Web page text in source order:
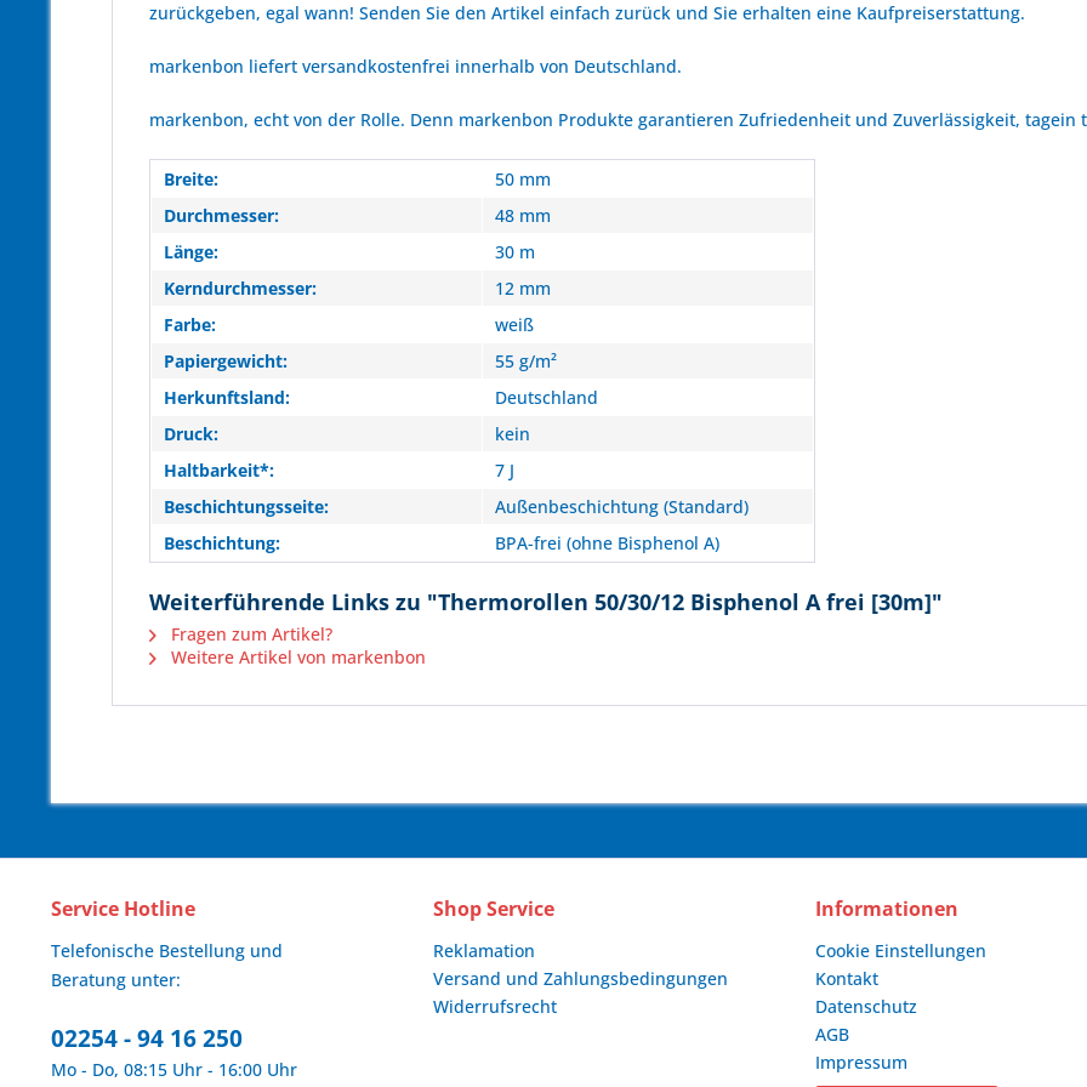
zurückgeben, egal wann! Senden Sie den Artikel einfach zurück und Sie erhalten eine Kaufpreiserstattung.
markenbon liefert versandkostenfrei innerhalb von Deutschland.
markenbon, echt von der Rolle. Denn markenbon Produkte garantieren Zufriedenheit und Zuverlässigkeit, tagein
Breite:
50 mm
Durchmesser:
48 mm
Länge:
30 m
Kerndurchmesser:
12 mm
Farbe:
weiß
Papiergewicht:
55 g/m²
Herkunftsland:
Deutschland
Druck:
kein
Haltbarkeit*:
7 J
Beschichtungsseite:
Außenbeschichtung (Standard)
Beschichtung:
BPA-frei (ohne Bisphenol A)
Weiterführende Links zu "Thermorollen 50/30/12 Bisphenol A frei [30m]"
Fragen zum Artikel?
Weitere Artikel von markenbon
Service Hotline
Telefonische Bestellung und
Beratung unter:
02254 - 94 16 250
Mo - Do, 08:15 Uhr - 16:00 Uhr
Shop Service
Reklamation
Versand und Zahlungsbedingungen
Widerrufsrecht
Informationen
Cookie Einstellungen
Kontakt
Datenschutz
AGB
Impressum